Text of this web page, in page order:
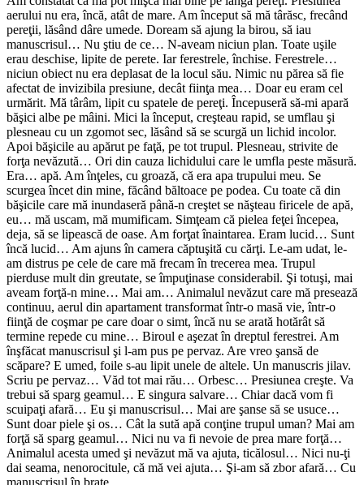
aerului nu era, încă, atât de mare. Am început să mă târăsc, frecând
pereţii, lăsând dâre umede. Doream să ajung la birou, să iau
manuscrisul… Nu ştiu de ce… N-aveam niciun plan. Toate uşile
erau deschise, lipite de perete. Iar ferestrele, închise. Feres­trele…
niciun obiect nu era deplasat de la locul său. Nimic nu părea să fie
afectat de invizibila presiune, decât fiinţa mea… Doar eu eram cel
urmărit. Mă târâm, lipit cu spatele de pereţi. Începuseră să-mi apară
băşici albe pe mâini. Mici la început, creşteau rapid, se umflau şi
plesneau cu un zgomot sec, lăsând să se scurgă un lichid incolor.
Apoi băşicile au apărut pe faţă, pe tot trupul. Plesneau, strivite de
forţa nevăzută… Ori din cauza lichi­dului care le umfla peste măsură.
Era… apă. Am înţeles, cu groază, că era apa trupului meu. Se
scurgea încet din mine, făcând băltoace pe podea. Cu toate că din
băşicile care mă inundaseră până-n creştet se năşteau firicele de apă,
eu… mă uscam, mă mumificam. Simţeam că pielea feţei începea,
deja, să se lipească de oase. Am forţat înaintarea. Eram lucid… Sunt
încă lucid… Am ajuns în camera căptuşită cu cărţi. Le-am udat, le-
am distrus pe cele de care mă frecam în trecerea mea. Trupul
pierduse mult din greutate, se împuţinase considerabil. Şi totuşi, mai
aveam forţă-n mine… Mai am… Animalul nevăzut care mă presează
continuu, aerul din apartament trans­format într-o masă vie, într-o
fiinţă de coşmar pe care doar o simt, încă nu se arată hotărât să
termine repede cu mine… Biroul e aşezat în dreptul ferestrei. Am
înşfăcat manuscrisul şi l-am pus pe pervaz. Are vreo şansă de
scăpare? E umed, foile s-au lipit unele de altele. Un manuscris jilav.
Scriu pe pervaz… Văd tot mai rău… Orbesc… Presiunea creşte. Va
trebui să sparg geamul… E singura salvare… Chiar dacă vom fi
scuipaţi afară… Eu şi manuscrisul… Mai are şanse să se usuce…
Sunt doar piele şi os… Cât la sută apă conţine trupul uman? Mai am
forţă să sparg geamul… Nici nu va fi nevoie de prea mare forţă…
Animalul acesta umed şi nevăzut mă va ajuta, ticălosul… Nici nu-ţi
dai seama, nenorocitule, că mă vei ajuta… Şi-am să zbor afară… Cu
manuscrisul în braţe…